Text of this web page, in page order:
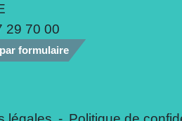
29 70 00
formulaire